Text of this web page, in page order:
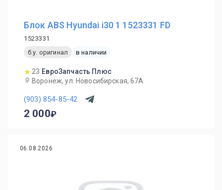
Блок ABS Hyundai i30 1 1523331 FD
1523331
б.у. оригинал
в наличии
23 ЕвроЗапчасть Плюс
Воронеж, ул. Новосибирская, 67А
(903) 854-85-42
2 000
06.08.2026